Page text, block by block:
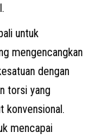
untuk
mengencangkan
dengan
torsi yang
konvensional.
mencapai